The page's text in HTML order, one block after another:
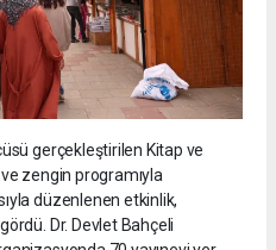
gerçekleştirilen Kitap ve
zengin programıyla
düzenlenen etkinlik,
Dr. Devlet Bahçeli